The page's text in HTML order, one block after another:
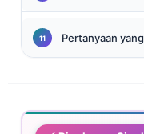
Pertanyaan